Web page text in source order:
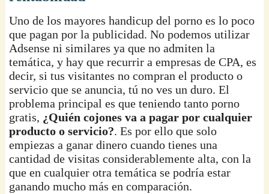
Uno de los mayores handicup del porno es lo poco
que pagan por la publicidad. No podemos utilizar
Adsense ni similares ya que no admiten la
temática, y hay que recurrir a empresas de CPA, es
decir, si tus visitantes no compran el producto o
servicio que se anuncia, tú no ves un duro. El
problema principal es que teniendo tanto porno
gratis, ¿Quién cojones va a pagar por cualquier
producto o servicio?. Es por ello que solo
empiezas a ganar dinero cuando tienes una
cantidad de visitas considerablemente alta, con la
que en cualquier otra temática se podría estar
ganando mucho más en comparación.